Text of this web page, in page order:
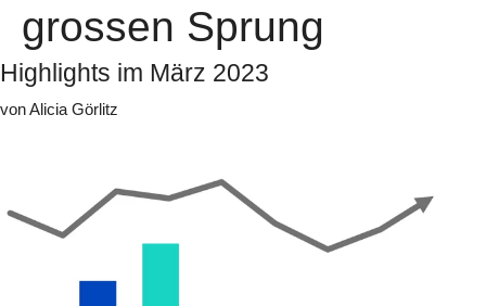
grossen Sprung
Highlights im März 2023
von Alicia Görlitz